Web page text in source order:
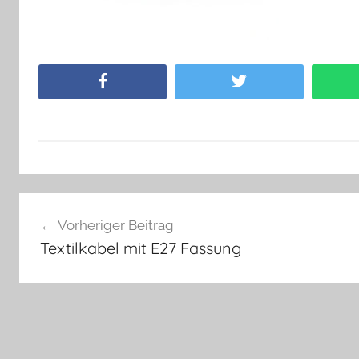
Twitter
Vorheriger Beitrag
Textilkabel mit E27 Fassung